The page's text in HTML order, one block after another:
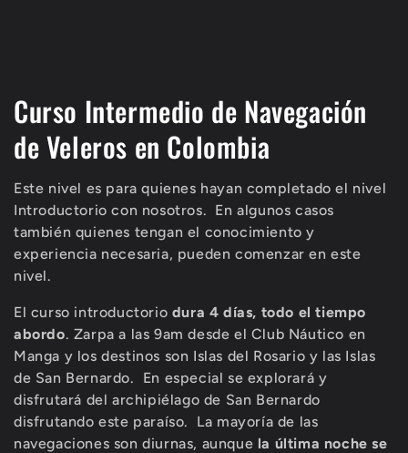
C
o
l
e
c
c
i
ó
n
:
Curso Intermedio de Navegación
de Veleros en Colombia
Este nivel es para quienes hayan completado el nivel
Introductorio con nosotros. En algunos casos
también quienes tengan el conocimiento y
experiencia necesaria, pueden comenzar en este
nivel.
El curso introductorio dura 4 días, todo el tiempo
abordo. Zarpa a las 9am desde el Club Náutico en
Manga y los destinos son Islas del Rosario y las Islas
de San Bernardo. En especial se explorará y
disfrutará del archipiélago de San Bernardo
disfrutando este paraíso.
La mayoría de las
navegaciones son diurnas, aunque la última noche se